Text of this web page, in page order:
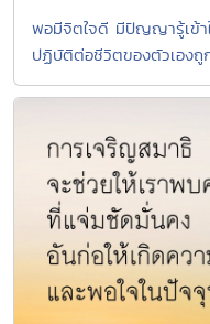
พอมีจิตใจดี มีปัญญารู้เข้า
ปฏิบัติต่อชีวิตของตัวเองถู